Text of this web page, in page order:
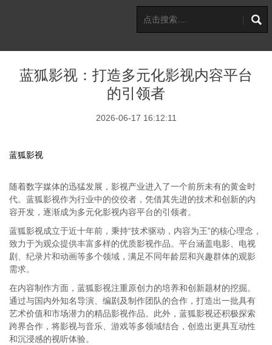
蓝狐影视：打造多元化影视内容平台
的引领者
2026-06-17 16:12:11
蓝狐影视
随着数字媒体的迅猛发展，影视产业进入了一个前所未有的黄金时
代。蓝狐影视作为行业中的佼佼者，凭借其先进的技术和创新的内
容开发，逐渐成为多元化影视内容平台的引领者。
蓝狐影视成立于近十年前，秉持“技术驱动，内容为王”的核心理念，
致力于为观众提供丰富多样的优质影视作品。平台涵盖电影、电视
剧、纪录片和动画等多个领域，满足不同年龄层和兴趣群体的观影
需求。
在内容制作方面，蓝狐影视注重原创力的培养和创新题材的挖掘。
通过与国内外知名导演、编剧及制作团队的合作，打造出一批具有
艺术价值和市场潜力的精品影视作品。此外，蓝狐影视还积极探索
跨界合作，将影视与音乐、游戏等多领域结合，创造出更具互动性
和沉浸感的视听体验。